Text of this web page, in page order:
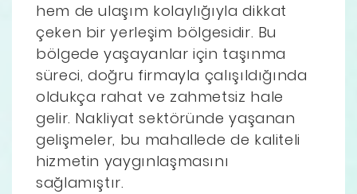
hem de ulaşım kolaylığıyla dikkat
çeken bir yerleşim bölgesidir. Bu
bölgede yaşayanlar için taşınma
süreci, doğru firmayla çalışıldığında
oldukça rahat ve zahmetsiz hale
gelir. Nakliyat sektöründe yaşanan
gelişmeler, bu mahallede de kaliteli
hizmetin yaygınlaşmasını
sağlamıştır.